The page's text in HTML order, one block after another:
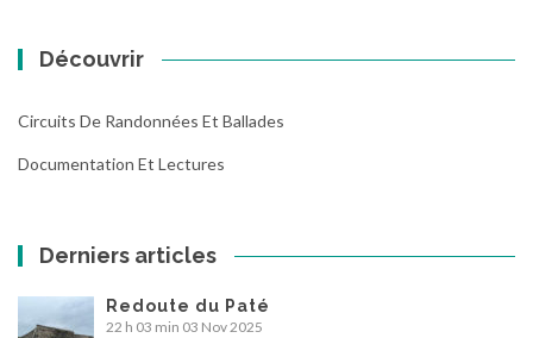
Découvrir
Circuits De Randonnées Et Ballades
Documentation Et Lectures
Derniers articles
Redoute du Paté
22 h 03 min 03 Nov 2025